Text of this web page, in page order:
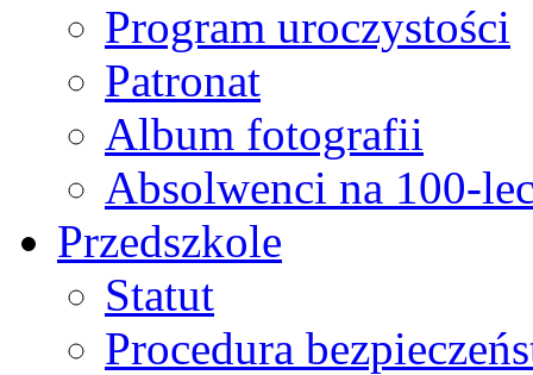
Program uroczystości
Patronat
Album fotografii
Absolwenci na 100-
Przedszkole
Statut
Procedura